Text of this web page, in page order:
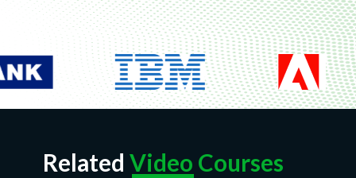
Related Video Courses